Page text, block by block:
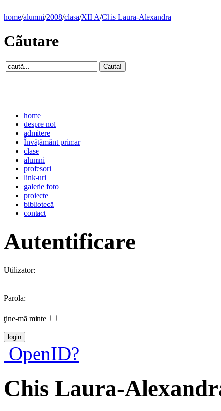
home/alumni/2008/clasa/XII A/Chis Laura-Alexandra
Cãutare
home
despre noi
admitere
Învăţământ primar
clase
alumni
profesori
link-uri
galerie foto
proiecte
bibliotecă
contact
Autentificare
Utilizator:
Parola:
ţine-mã minte
OpenID?
Chis Laura-